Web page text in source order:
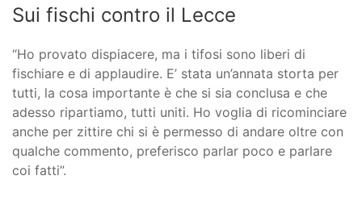
Sui fischi contro il Lecce
“Ho provato dispiacere, ma i tifosi sono liberi di
fischiare e di applaudire. E’ stata un’annata storta per
tutti, la cosa importante è che si sia conclusa e che
adesso ripartiamo, tutti uniti. Ho voglia di ricominciare
anche per zittire chi si è permesso di andare oltre con
qualche commento, preferisco parlar poco e parlare
coi fatti”.